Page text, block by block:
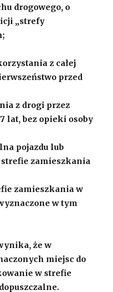
drogowego, o
„strefy
z całej
przed
z drogi przez
lat, bez opieki osoby
pojazdu lub
strefie zamieszkania
zamieszkania w
w tym
że w
miejsc do
w strefie